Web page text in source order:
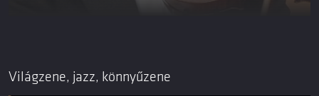
Világzene, jazz, könnyűzene